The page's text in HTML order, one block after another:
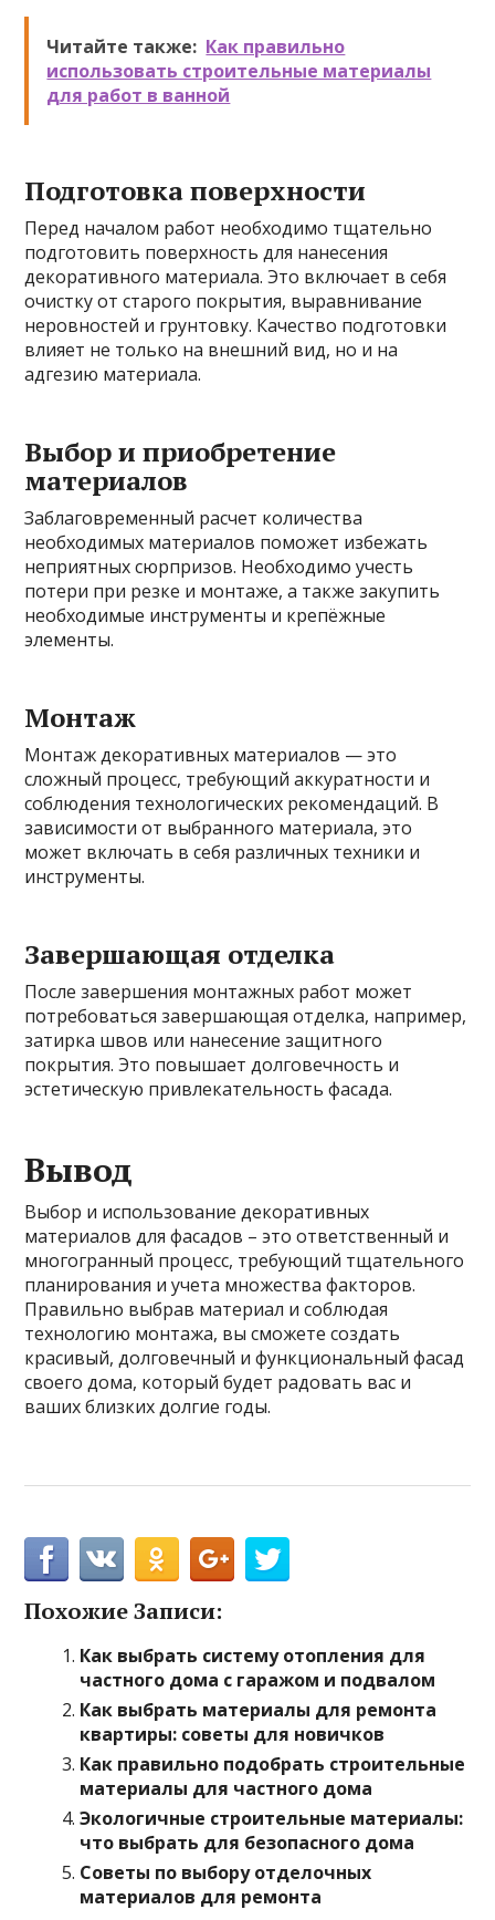
Читайте также: Как правильно
использовать строительные материалы
для работ в ванной
Подготовка поверхности
Перед началом работ необходимо тщательно
подготовить поверхность для нанесения
декоративного материала. Это включает в себя
очистку от старого покрытия, выравнивание
неровностей и грунтовку. Качество подготовки
влияет не только на внешний вид, но и на
адгезию материала.
Выбор и приобретение
материалов
Заблаговременный расчет количества
необходимых материалов поможет избежать
неприятных сюрпризов. Необходимо учесть
потери при резке и монтаже, а также закупить
необходимые инструменты и крепёжные
элементы.
Монтаж
Монтаж декоративных материалов — это
сложный процесс, требующий аккуратности и
соблюдения технологических рекомендаций. В
зависимости от выбранного материала, это
может включать в себя различных техники и
инструменты.
Завершающая отделка
После завершения монтажных работ может
потребоваться завершающая отделка, например,
затирка швов или нанесение защитного
покрытия. Это повышает долговечность и
эстетическую привлекательность фасада.
Вывод
Выбор и использование декоративных
материалов для фасадов – это ответственный и
многогранный процесс, требующий тщательного
планирования и учета множества факторов.
Правильно выбрав материал и соблюдая
технологию монтажа, вы сможете создать
красивый, долговечный и функциональный фасад
своего дома, который будет радовать вас и
ваших близких долгие годы.
Похожие Записи:
Как выбрать систему отопления для
частного дома с гаражом и подвалом
Как выбрать материалы для ремонта
квартиры: советы для новичков
Как правильно подобрать строительные
материалы для частного дома
Экологичные строительные материалы:
что выбрать для безопасного дома
Советы по выбору отделочных
материалов для ремонта